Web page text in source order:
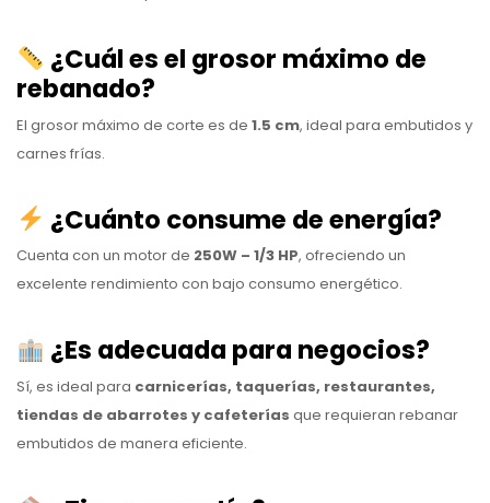
¿Cuál es el grosor máximo de
rebanado?
El grosor máximo de corte es de 1.5 cm, ideal para embutidos y
carnes frías.
¿Cuánto consume de energía?
Cuenta con un motor de 250W – 1/3 HP, ofreciendo un
excelente rendimiento con bajo consumo energético.
¿Es adecuada para negocios?
Sí, es ideal para carnicerías, taquerías, restaurantes,
tiendas de abarrotes y cafeterías que requieran rebanar
embutidos de manera eficiente.